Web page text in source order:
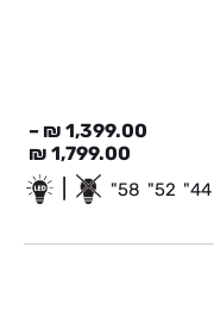
1,399.00
₪
–
1,799.00
₪
44"
52"
58"